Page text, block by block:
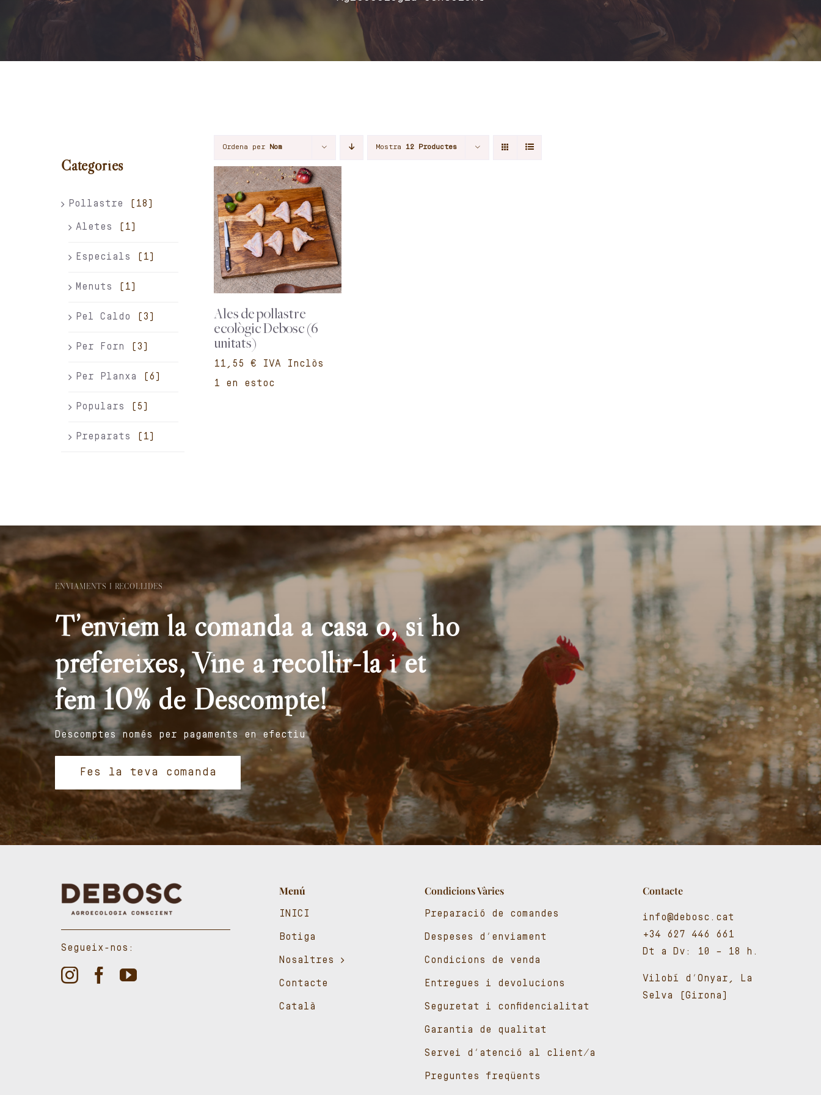
Categories
Pollastre (18)
Aletes (1)
Especials (1)
Menuts (1)
Pel Caldo (3)
Per Forn (3)
Per Planxa (6)
Populars (5)
Preparats (1)
Ordena per Nom Mostra12 Productes
Ales de pollastre
ecològic Debosc (6
unitats)
€
1 en estoc
ENVIAMENTS I RECOLLIDES
T’enviem la comanda a casa o, si ho
prefereixes, Vine a recollir-la i et
fem 10% de Descompte!
Descomptes només per pagaments en efectiu
Fes la teva comanda
Segueix-nos:
Menú
INICI
Botiga
Nosaltres
Contacte
Català
Condicions Vàries
Preparació de comandes
Despeses d’enviament
Condicions de venda
Entregues i devolucions
Seguretat i confidencialitat
Garantia de qualitat
Servei d’atenció al client/a
Preguntes freqüents
Contacte
info@debosc.cat
+34 627 446 661
Dt a Dv: 10 – 18 h.
Vilobí d’Onyar, La
Selva (Girona)